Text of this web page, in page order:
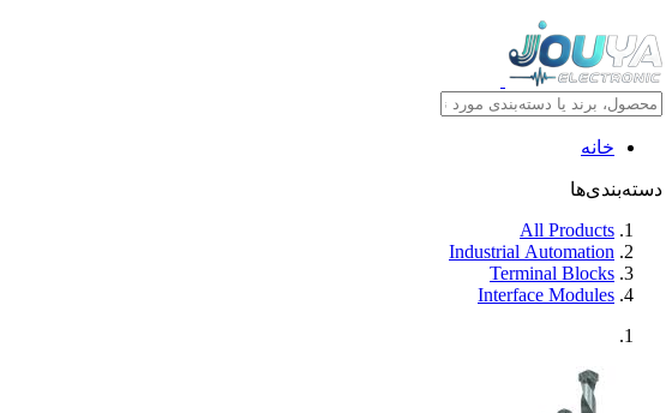
خانه
دسته‌بندی‌ها
All Products
Industrial Automation
Terminal Blocks
Interface Modules